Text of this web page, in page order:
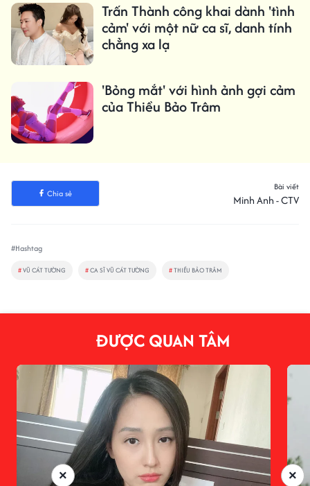
Trấn Thành công khai dành 'tình
cảm' với một nữ ca sĩ, danh tính
chẳng xa lạ
'Bỏng mắt' với hình ảnh gợi cảm
của Thiều Bảo Trâm
Chia sẻ
Bài viết
Minh Anh - CTV
#Hashtag
#VŨ CÁT TƯỜNG #CA SĨ VŨ CÁT TƯỜNG #THIỀU BẢO TRÂM
ĐƯỢC QUAN TÂM
×
×